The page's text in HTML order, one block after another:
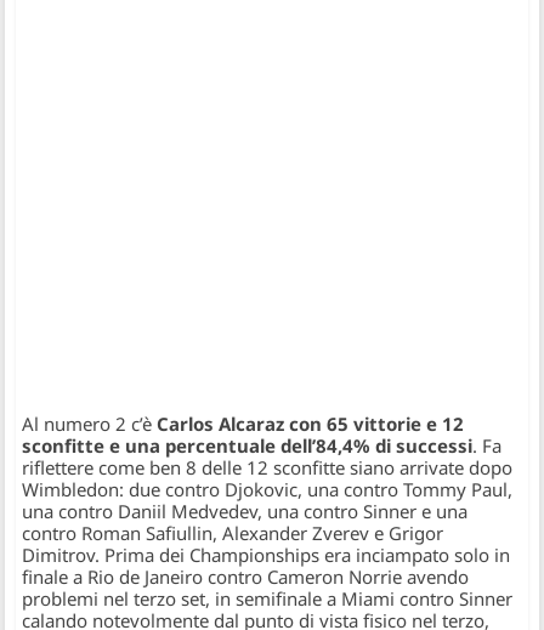
Al numero 2 c’èCarlos Alcaraz con 65 vittorie e 12
sconfitte e una percentuale dell’84,4% di successi. Fa
riflettere come ben 8 delle 12 sconfitte siano arrivate dopo
Wimbledon: due contro Djokovic, una contro Tommy Paul,
una contro Daniil Medvedev, una contro Sinner e una
contro Roman Safiullin, Alexander Zverev e Grigor
Dimitrov. Prima dei Championships era inciampato solo in
finale a Rio de Janeiro contro Cameron Norrie avendo
problemi nel terzo set, in semifinale a Miami contro Sinner
calando notevolmente dal punto di vista fisico nel terzo,